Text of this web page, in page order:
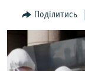
навігації
Перейти
пошуку
БЛОГИ
ІНТЕРВ'Ю
Поділитись